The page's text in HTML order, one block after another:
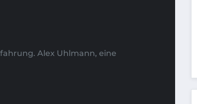
Alex Uhlmann, eine